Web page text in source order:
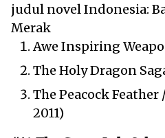
judul novel Indonesia:
Merak
Awe Inspiring
The Holy Dragon
The Peacock
2011)